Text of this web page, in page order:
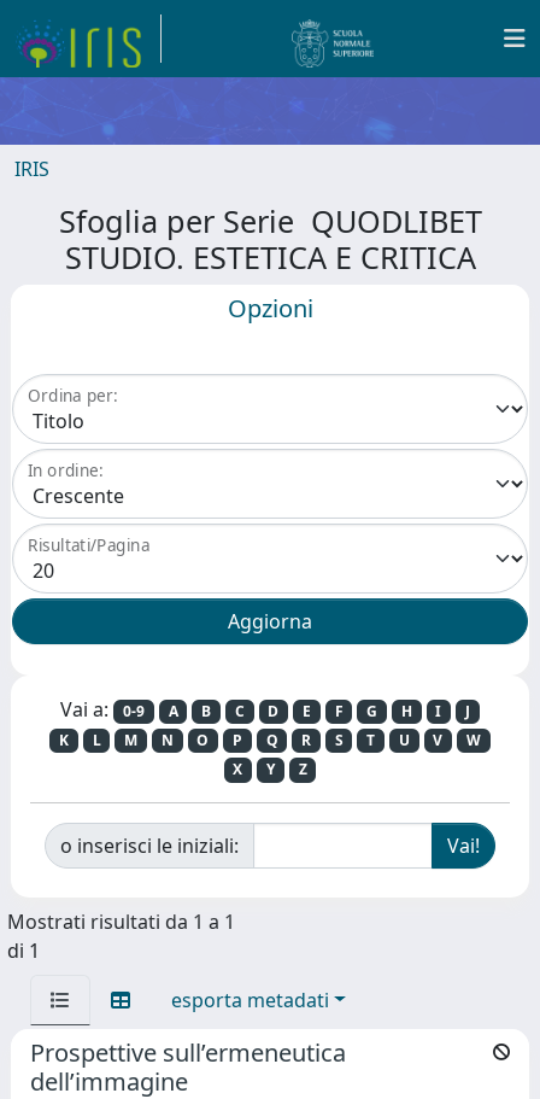
IRIS
Sfoglia per Serie QUODLIBET
STUDIO. ESTETICA E CRITICA
Opzioni
Ordina per:
In ordine:
Risultati/Pagina
Vai a: 0-9 A B C D E F G H I
J
K
L M N O P Q R S T U V
W
X
Y Z
o inserisci le iniziali:
Mostrati risultati da 1 a 1
di 1
esporta metadati
Prospettive sull’ermeneutica
dell’immagine